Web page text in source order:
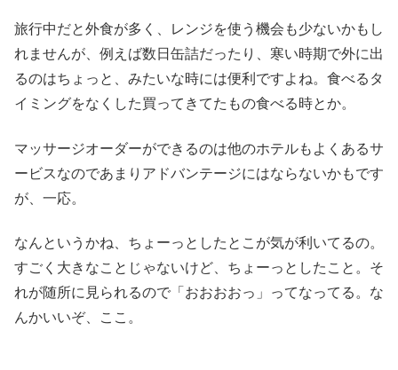
旅行中だと外食が多く、レンジを使う機会も少ないかもし
れませんが、例えば数日缶詰だったり、寒い時期で外に出
るのはちょっと、みたいな時には便利ですよね。食べるタ
イミングをなくした買ってきてたもの食べる時とか。
マッサージオーダーができるのは他のホテルもよくあるサ
ービスなのであまりアドバンテージにはならないかもです
が、一応。
なんというかね、ちょーっとしたとこが気が利いてるの。
すごく大きなことじゃないけど、ちょーっとしたこと。そ
れが随所に見られるので「おおおおっ」ってなってる。な
んかいいぞ、ここ。